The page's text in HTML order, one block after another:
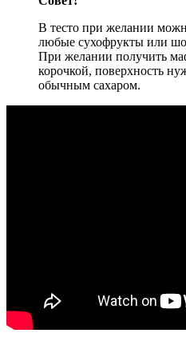
В тесто при желании
любые сухофрукты или
При желании получить
корочкой, поверхность
обычным сахаром.